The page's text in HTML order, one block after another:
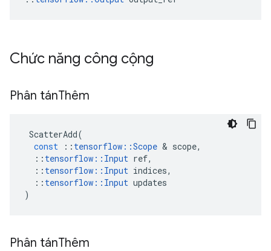
Chức năng công cộng
Phân tánThêm
ScatterAdd(
const
:: tensorflow ::Scope & scope,
:: tensorflow :: Input ref,
:: tensorflow :: Input indices,
:: tensorflow :: Input updates
)
Phân tánThêm